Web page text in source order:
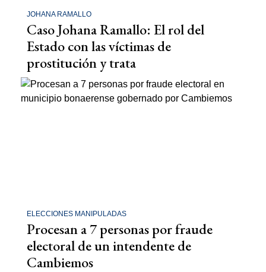
JOHANA RAMALLO
Caso Johana Ramallo: El rol del
Estado con las víctimas de
prostitución y trata
ELECCIONES MANIPULADAS
Procesan a 7 personas por fraude
electoral de un intendente de
Cambiemos